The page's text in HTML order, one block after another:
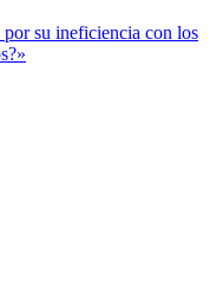
por su ineficiencia con los